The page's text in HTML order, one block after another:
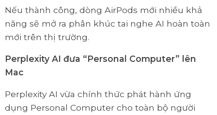
Nếu thành công, dòng AirPods mới nhiều khả
năng sẽ mở ra phân khúc tai nghe AI hoàn toàn
mới trên thị trường.
Perplexity AI đưa “Personal Computer” lên
Mac
Perplexity AI vừa chính thức phát hành ứng
dụng Personal Computer cho toàn bộ người